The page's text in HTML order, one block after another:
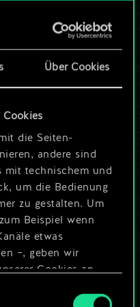
Über Cookies
Cookies
die Seiten-
andere sind
mit technischem und
um die Bedienung
zu gestalten. Um
Beispiel wenn
etwas
–, geben wir
Cookies an
Zustimmung.
dies nur
Satz
so viel
kann!